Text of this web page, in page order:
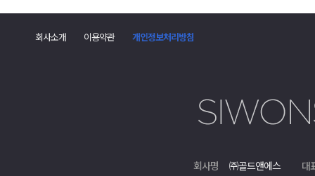
회사소개 이용약관 개인정보처리방침
회사명 ㈜골드앤에스
대